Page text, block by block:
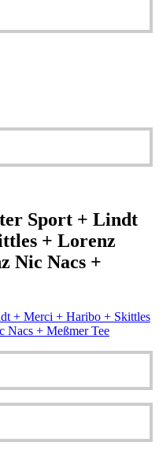
Sport + Lindt
+ Lorenz
Nic Nacs +
+ Merci + Haribo + Skittles
Nacs + Meßmer Tee